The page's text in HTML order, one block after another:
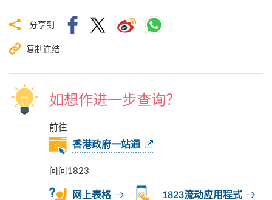
分享到
复制连结
如想作进一步查询？
前往
香港政府一站通
问问1823
网上表格 1823流动应用程式